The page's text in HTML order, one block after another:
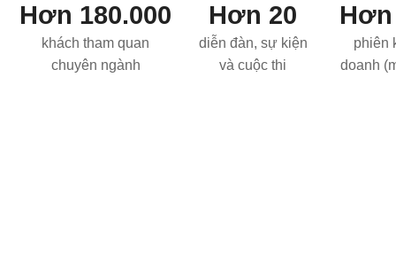
Hơn 180.000
khách tham quan
chuyên ngành
Hơn 20
diễn đàn, sự kiện
và cuộc thi
Hơn
phiên
doanh